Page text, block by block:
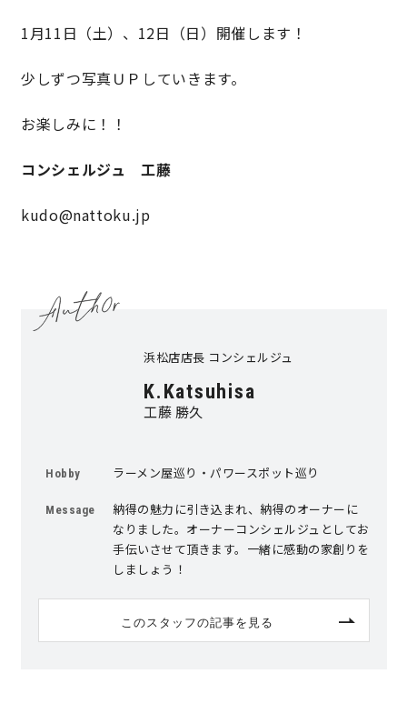
よくある質問
CLOSE
1月11日（土）、12日（日）開催します！
少しずつ写真ＵＰしていきます。
お楽しみに！！
コンシェルジュ 工藤
kudo@nattoku.jp
浜松店店長 コンシェルジュ
K.Katsuhisa
工藤 勝久
Hobby ラーメン屋巡り・パワースポット巡り
Message
納得の魅力に引き込まれ、納得のオーナーに
なりました。オーナーコンシェルジュとしてお
手伝いさせて頂きます。一緒に感動の家創りを
しましょう！
このスタッフの記事を見る